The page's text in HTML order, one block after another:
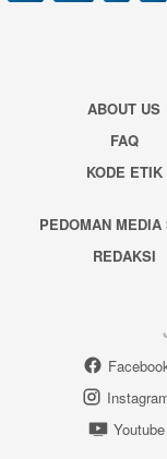
ABOUT US
FAQ
KODE ETIK
PEDOMAN MEDIA
REDAKSI
Youtube